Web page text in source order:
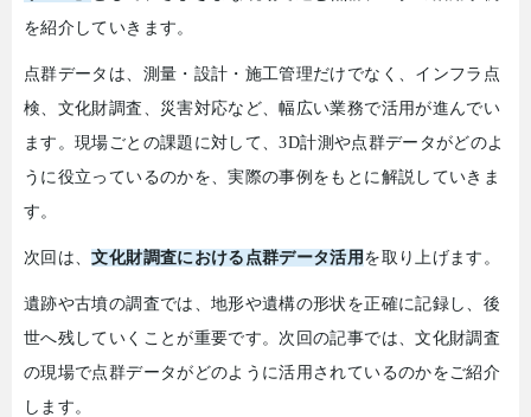
を紹介していきます。
点群データは、測量・設計・施工管理だけでなく、インフラ点
検、文化財調査、災害対応など、幅広い業務で活用が進んでい
ます。現場ごとの課題に対して、3D計測や点群データがどのよ
うに役立っているのかを、実際の事例をもとに解説していきま
す。
次回は、文化財調査における点群データ活用 を取り上げます。
遺跡や古墳の調査では、地形や遺構の形状を正確に記録し、後
世へ残していくことが重要です。次回の記事では、文化財調査
の現場で点群データがどのように活用されているのかをご紹介
します。